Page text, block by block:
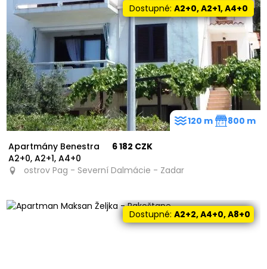
Dostupné:A2+0, A2+1, A4+0
Apartmány Benestra
A2+0, A2+1, A4+0
6 182 CZK
ostrov Pag - Severní Dalmácie - Zadar
120 m 800 m
Dostupné:A2+2, A4+0, A8+0